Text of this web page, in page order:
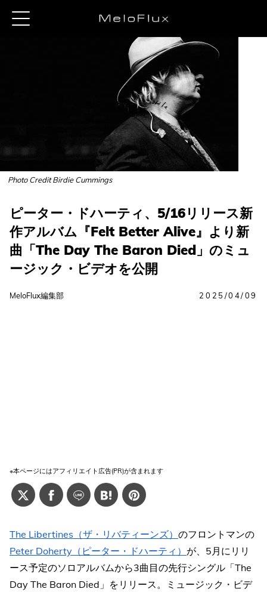
Photo Credit Birdie Cummings
ピーター・ドハーティ、5/16リリース新
作アルバム『Felt Better Alive』より新
曲「The Day The Baron Died」のミュ
ージック・ビデオを公開
MeloFlux編集部 2025/04/09
※本ページにはアフィリエイト広告(PR)が含まれます
The Libertines（ザ・リバティーンズ） のフロントマンの
Peter Doherty（ピーター・ドハーティ） が、5月にリリ
ース予定のソロアルバムから3曲目の先行シングル「The
Day The Baron Died」をリリース。ミュージック・ビデ